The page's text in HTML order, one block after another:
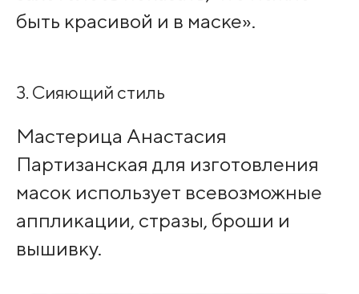
быть красивой и в маске».
3. Сияющий стиль
Мастерица Анастасия
Партизанская для изготовления
масок использует всевозможные
аппликации, стразы, броши и
вышивку.